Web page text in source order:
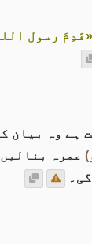
«قَدِمَ رسول
ہے وہ
عمرہ